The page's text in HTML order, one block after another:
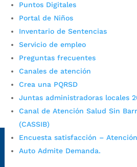
Puntos Digitales
Portal de Niños
Inventario de Sentencias
Servicio de empleo
Preguntas frecuentes
Canales de atención
Crea una PQRSD
Juntas administradoras locales
Canal de Atención Salud Sin
(CASSIB)
Encuesta satisfacción –
Auto Admite Demanda.
Alcaldía de Bucaramanga
@AlcaldíaBGA
PrensaBucaramanga
Autorización de Tratamiento de
condiciones de uso|